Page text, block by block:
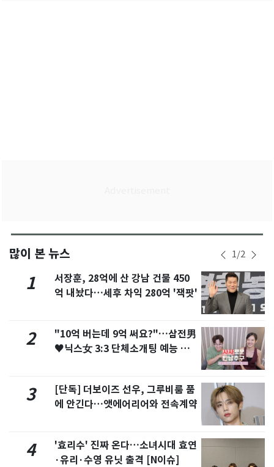
많이 본 뉴스 1/2
1
서장훈, 28억에 산 강남 건물 450
억 내놨다…세후 차익 280억 '잭팟'
2
"10억 버는데 9억 써요?"…삼전男
♥닉스女 3:3 단체소개팅 예능 화
3
[단독] 더보이즈 선우, 그루비룸 품
에 안긴다…앳에어리어와 전속계약
4
'효리수' 진짜 온다…소녀시대 효연
·유리·수영 유닛 출격 [N이슈]